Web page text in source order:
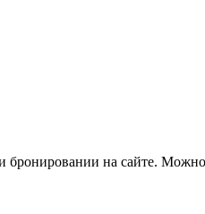
бронировании на сайте.